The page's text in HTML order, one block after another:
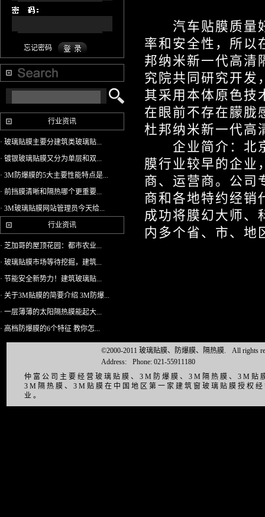
忘记密码
行业资讯
· 玻璃贴膜主要分建筑类玻璃贴...
· 镀银玻璃贴膜又分为单层和双...
· 3M防爆膜的5大主要性能特点是...
· 前挡膜清晰和隔热哪个更重要...
· 3M玻璃贴膜网站管理员今天给...
行业资讯
· 芝加哥的屋顶花园：都市农业...
· 玻璃贴膜市场等待挖掘，建筑...
· 节能安全新势力！建筑玻璃贴...
· 关于3M贴膜的简要介绍 3M防爆...
· 一层薄薄的太阳隔热膜能起大...
· 高档防爆膜的6个特征 教你怎...
汽车贴膜质量好
率和安全性，所以
邦纳米新一代高清
究院共同研究开发
其采用本体原色技
在眼前不存在朦胧
杜邦纳米新一代高
企业简介：北京
膜行业较早的企业
商、运营商。公司
商和各地特约经销
成功将膜幻大师、
内多个省、市、地
©2000-2011 玻璃贴膜、防爆膜、隔热膜.
All rights
Address:
Phone: 021-55911180
仲富公司主要经营玻璃贴膜、3M防爆膜、3M隔热膜、3M
3M隔热膜、3M贴膜在中国地区第一家建筑窗玻璃贴膜授权
业。